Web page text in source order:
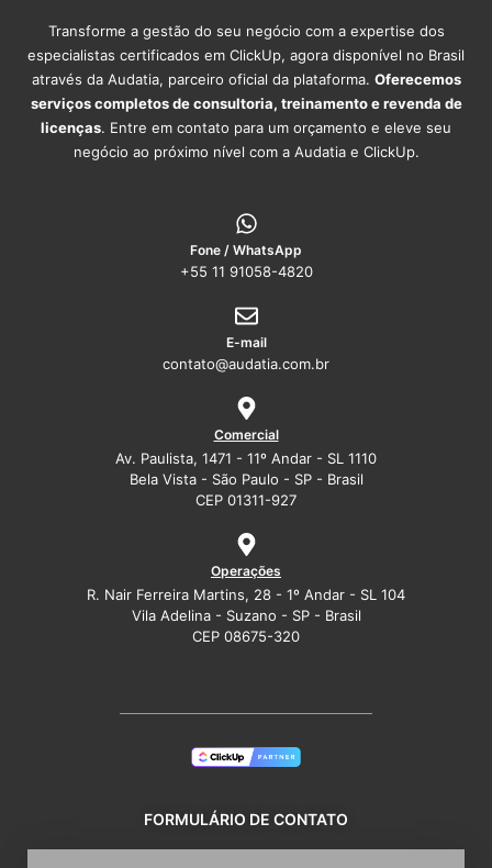
Transforme a gestão do seu negócio com a expertise dos
especialistas certificados em ClickUp, agora disponível no Brasil
através da Audatia, parceiro oficial da plataforma. Oferecemos
serviços completos de consultoria, treinamento e revenda de
licenças. Entre em contato para um orçamento e eleve seu
negócio ao próximo nível com a Audatia e ClickUp.
Fone / WhatsApp
+55 11 91058-4820
E-mail
contato@audatia.com.br
Comercial
Av. Paulista, 1471 - 11º Andar - SL 1110
Bela Vista - São Paulo - SP - Brasil
CEP 01311-927
Operações
R. Nair Ferreira Martins, 28 - 1º Andar - SL 104
Vila Adelina - Suzano - SP - Brasil
CEP 08675-320
FORMULÁRIO DE CONTATO